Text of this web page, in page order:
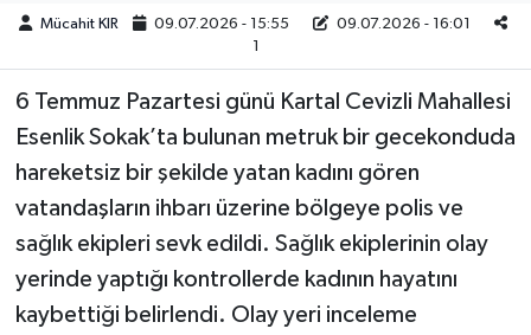
Mücahit KIR 09.07.2026 - 15:55
09.07.2026 - 16:01
1
6 Temmuz Pazartesi günü Kartal Cevizli Mahallesi
Esenlik Sokak’ta bulunan metruk bir gecekonduda
hareketsiz bir şekilde yatan kadını gören
vatandaşların ihbarı üzerine bölgeye polis ve
sağlık ekipleri sevk edildi. Sağlık ekiplerinin olay
yerinde yaptığı kontrollerde kadının hayatını
kaybettiği belirlendi. Olay yeri inceleme
Yaşam
KAHRAMANMARAŞ